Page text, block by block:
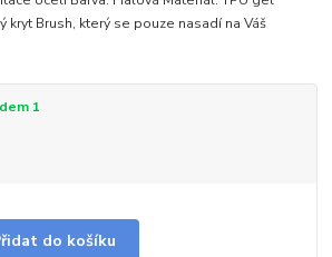
kryt Brush, který se pouze nasadí na Váš
1
do košíku